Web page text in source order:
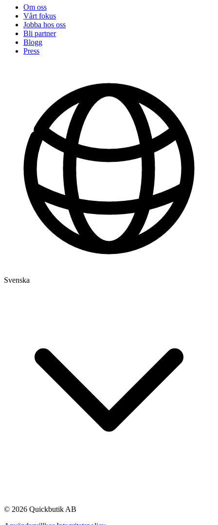
Om oss
Vårt fokus
Jobba hos oss
Bli partner
Blogg
Press
Svenska
© 2026 Quickbutik AB